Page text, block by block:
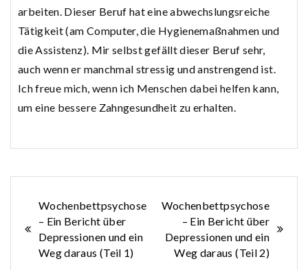
arbeiten. Dieser Beruf hat eine abwechslungsreiche
Tätigkeit (am Computer, die Hygienemaßnahmen und
die Assistenz). Mir selbst gefällt dieser Beruf sehr,
auch wenn er manchmal stressig und anstrengend ist.
Ich freue mich, wenn ich Menschen dabei helfen kann,
um eine bessere Zahngesundheit zu erhalten.
Beitragsnavigation
Wochenbettpsychose
– Ein Bericht über
Depressionen und ein
Weg daraus (Teil 1)
Wochenbettpsychose
– Ein Bericht über
Depressionen und ein
Weg daraus (Teil 2)